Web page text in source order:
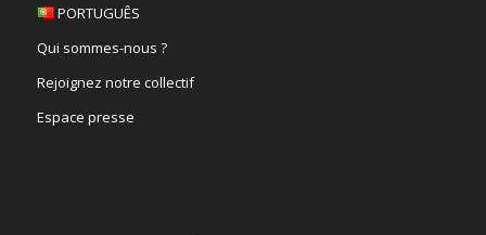
PORTUGUÊS
Qui sommes-nous ?
Rejoignez notre collectif
Espace presse